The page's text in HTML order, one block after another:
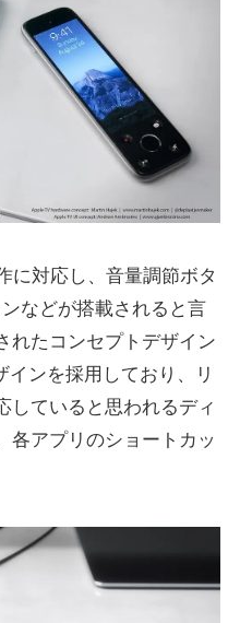
に対応し、音量調節ボタ
などが搭載されると言
れたコンセプトデザイン
インを採用しており、リ
していると思われるディ
各アプリのショートカッ